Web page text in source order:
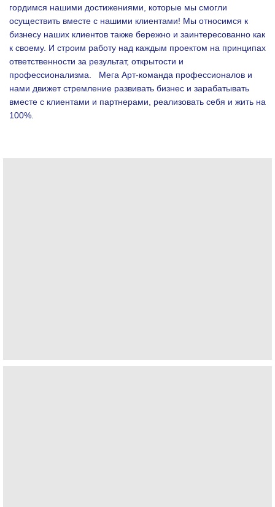
гордимся нашими достижениями, которые мы смогли
осуществить вместе с нашими клиентами! Мы относимся к
бизнесу наших клиентов также бережно и заинтересованно как
к своему. И строим работу над каждым проектом на принципах
ответственности за результат, открытости и
профессионализма. Мега Арт-команда профессионалов и
нами движет стремление развивать бизнес и зарабатывать
вместе с клиентами и партнерами, реализовать себя и жить на
100%.